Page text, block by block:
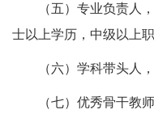
（五）专业负责人
士以上学历，中级以上职
（六）学科带头人
（七）优秀骨干教